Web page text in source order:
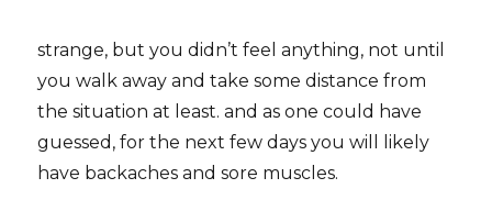
strange, but you didn’t feel anything, not until
you walk away and take some distance from
the situation at least. and as one could have
guessed, for the next few days you will likely
have backaches and sore muscles.